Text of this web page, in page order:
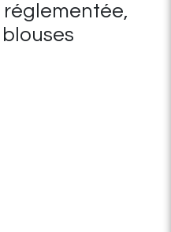
réglementée,